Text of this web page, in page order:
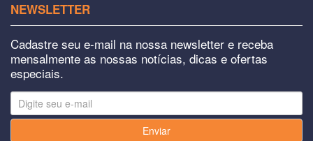
NEWSLETTER
Cadastre seu e-mail na nossa newsletter e receba
mensalmente as nossas notícias, dicas e ofertas
especiais.
Enviar